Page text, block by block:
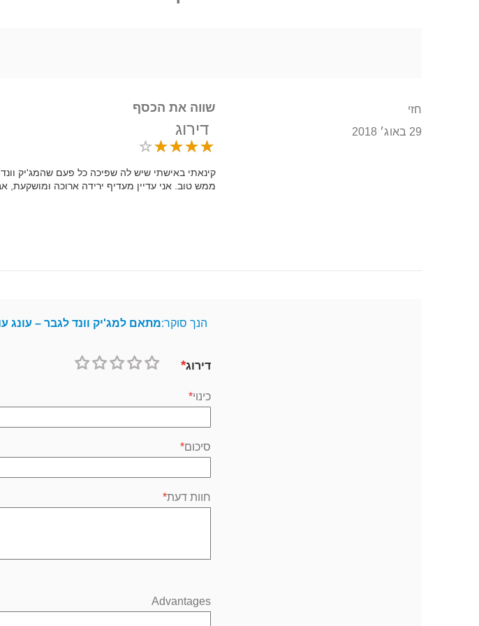
חזי
29 באוג׳ 2018
שווה את הכסף
דירוג
קינאתי באישתי שיש לה שפיכה כל פעם שהמג'יק
ממש טוב. אני עדיין מעדיף ירידה ארוכה
הנך סוקר:מתאם למג'יק וונד לגבר – עונג
דירוג
כינוי
סיכום
חוות דעת
Advantages